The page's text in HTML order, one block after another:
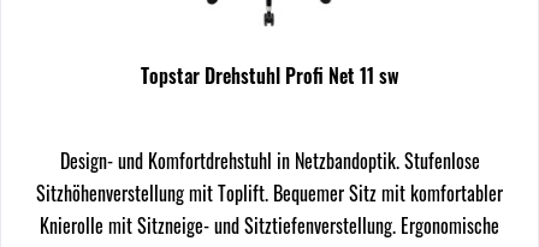
Topstar Drehstuhl Profi Net 11 sw
Design- und Komfortdrehstuhl in Netzbandoptik. Stufenlose
Sitzhöhenverstellung mit Toplift. Bequemer Sitz mit komfortabler
Knierolle mit Sitzneige- und Sitztiefenverstellung. Ergonomische